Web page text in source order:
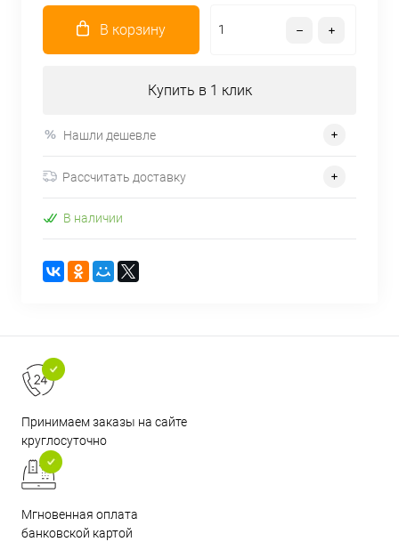
В корзину
Купить в 1 клик
Нашли дешевле
Рассчитать доставку
В наличии
Принимаем заказы на сайте
круглосуточно
Мгновенная оплата
банковской картой